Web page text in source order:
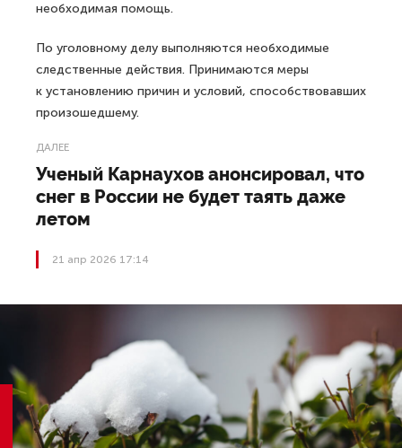
необходимая помощь.
По уголовному делу выполняются необходимые
следственные действия. Принимаются меры
к установлению причин и условий, способствовавших
произошедшему.
ДАЛЕЕ
Ученый Карнаухов анонсировал, что
снег в России не будет таять даже
летом
21 апр 2026 17:14